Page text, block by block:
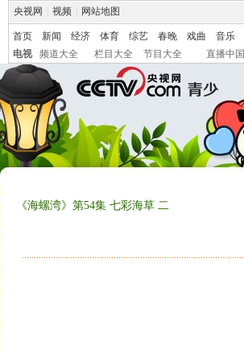
央视网 视频 网站地图
首页 新闻 经济 体育 综艺 春晚 戏曲 音乐
电视
频道大全 栏目大全 节目大全 直播中国
《海螺湾》第54集 七彩海草 二